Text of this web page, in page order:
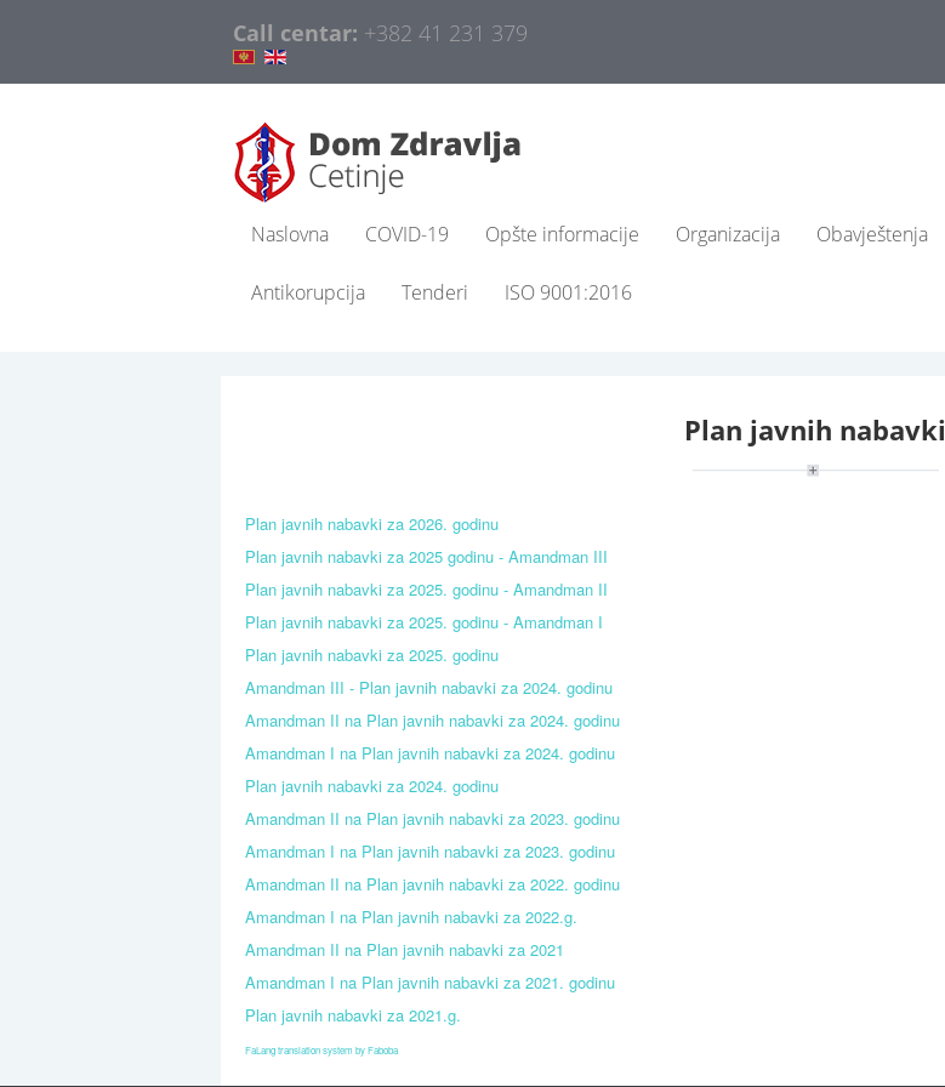
Call centar: +382 41 231 379
Naslovna COVID-19 Opšte informacije Organizacija Obavještenja
Antikorupcija Tenderi ISO 9001:2016
Plan javnih nabavki
Plan javnih nabavki za 2026. godinu
Plan javnih nabavki za 2025 godinu - Amandman III
Plan javnih nabavki za 2025. godinu - Amandman II
Plan javnih nabavki za 2025. godinu - Amandman I
Plan javnih nabavki za 2025. godinu
Amandman III - Plan javnih nabavki za 2024. godinu
Amandman II na Plan javnih nabavki za 2024. godinu
Amandman I na Plan javnih nabavki za 2024. godinu
Plan javnih nabavki za 2024. godinu
Amandman II na Plan javnih nabavki za 2023. godinu
Amandman I na Plan javnih nabavki za 2023. godinu
Amandman II na Plan javnih nabavki za 2022. godinu
Amandman I na Plan javnih nabavki za 2022.g.
Amandman II na Plan javnih nabavki za 2021
Amandman I na Plan javnih nabavki za 2021. godinu
Plan javnih nabavki za 2021.g.
FaLang translation system by Faboba